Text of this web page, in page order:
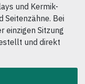
und Kermik-
Seitenzähne. Bei
einzigen Sitzung
und direkt